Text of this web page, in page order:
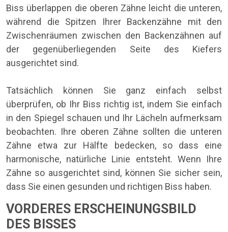
Biss überlappen die oberen Zähne leicht die unteren,
während die Spitzen Ihrer Backenzähne mit den
Zwischenräumen zwischen den Backenzähnen auf
der gegenüberliegenden Seite des Kiefers
ausgerichtet sind.
Tatsächlich können Sie ganz einfach selbst
überprüfen, ob Ihr Biss richtig ist, indem Sie einfach
in den Spiegel schauen und Ihr Lächeln aufmerksam
beobachten. Ihre oberen Zähne sollten die unteren
Zähne etwa zur Hälfte bedecken, so dass eine
harmonische, natürliche Linie entsteht. Wenn Ihre
Zähne so ausgerichtet sind, können Sie sicher sein,
dass Sie einen gesunden und richtigen Biss haben.
VORDERES ERSCHEINUNGSBILD
DES BISSES